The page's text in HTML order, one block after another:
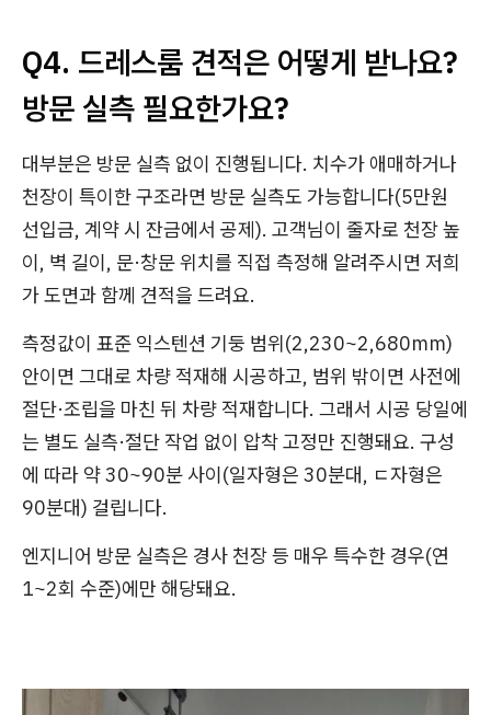
Q4. 드레스룸 견적은 어떻게 받나요?
방문 실측 필요한가요?
대부분은 방문 실측 없이 진행됩니다. 치수가 애매하거나
천장이 특이한 구조라면 방문 실측도 가능합니다(5만원
선입금, 계약 시 잔금에서 공제). 고객님이 줄자로 천장 높
이, 벽 길이, 문·창문 위치를 직접 측정해 알려주시면 저희
가 도면과 함께 견적을 드려요.
측정값이 표준 익스텐션 기둥 범위(2,230~2,680mm)
안이면 그대로 차량 적재해 시공하고, 범위 밖이면 사전에
절단·조립을 마친 뒤 차량 적재합니다. 그래서 시공 당일에
는 별도 실측·절단 작업 없이 압착 고정만 진행돼요. 구성
에 따라 약 30~90분 사이(일자형은 30분대, ㄷ자형은
90분대) 걸립니다.
엔지니어 방문 실측은 경사 천장 등 매우 특수한 경우(연
1~2회 수준)에만 해당돼요.